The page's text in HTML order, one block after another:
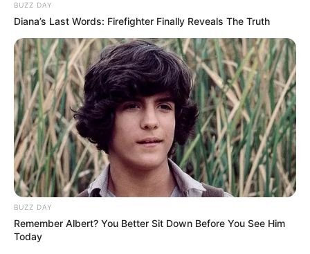
BUZZ DAY
Diana’s Last Words: Firefighter Finally Reveals The Truth
BUZZ DAY
Remember Albert? You Better Sit Down Before You See Him
Today